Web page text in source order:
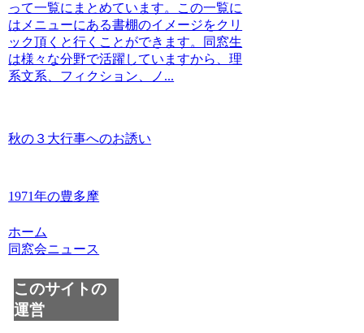
って一覧にまとめています。この一覧に
はメニューにある書棚のイメージをクリ
ック頂くと行くことができます。同窓生
は様々な分野で活躍していますから、理
系文系、フィクション、ノ...
秋の３大行事へのお誘い
1971年の豊多摩
ホーム
同窓会ニュース
このサイトの
運営